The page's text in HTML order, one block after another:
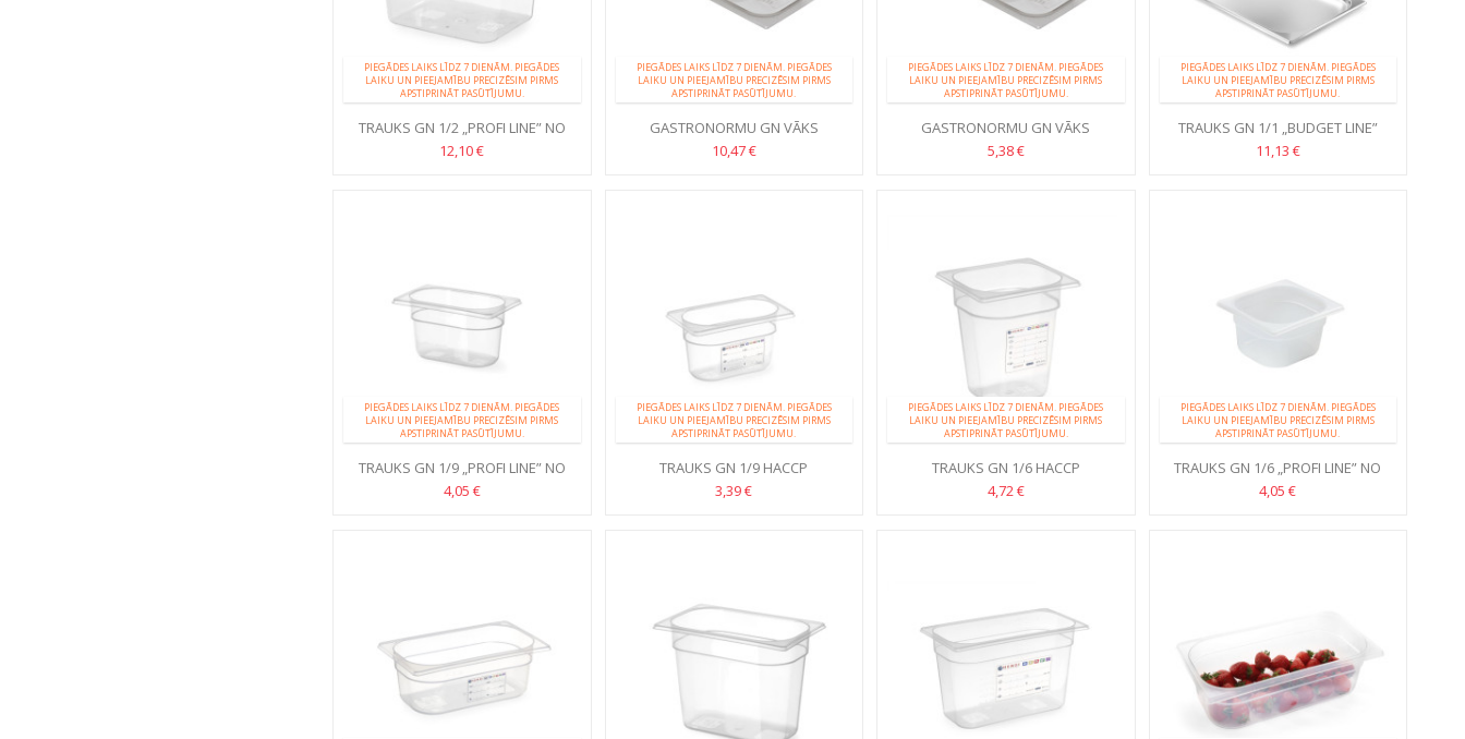
PIEGĀDES LAIKS LĪDZ 7 DIENĀM. PIEGĀDES
LAIKU UN PIEEJAMĪBU PRECIZĒSIM PIRMS
APSTIPRINĀT PASŪTĪJUMU.
TRAUKS GN 1/2 „PROFI LINE” NO
POLIKARBONĀTA
12,10 €
PIEGĀDES LAIKS LĪDZ 7 DIENĀM. PIEGĀDES
LAIKU UN PIEEJAMĪBU PRECIZĒSIM PIRMS
APSTIPRINĀT PASŪTĪJUMU.
GASTRONORMU GN VĀKS
10,47 €
PIEGĀDES LAIKS LĪDZ 7 DIENĀM. PIEGĀDES
LAIKU UN PIEEJAMĪBU PRECIZĒSIM PIRMS
APSTIPRINĀT PASŪTĪJUMU.
GASTRONORMU GN VĀKS
5,38 €
PIEGĀDES LAIKS LĪDZ 7 DIENĀM. PIEGĀDES
LAIKU UN PIEEJAMĪBU PRECIZĒSIM PIRMS
APSTIPRINĀT PASŪTĪJUMU.
TRAUKS GN 1/1 „BUDGET LINE”
11,13 €
PIEGĀDES LAIKS LĪDZ 7 DIENĀM. PIEGĀDES
LAIKU UN PIEEJAMĪBU PRECIZĒSIM PIRMS
APSTIPRINĀT PASŪTĪJUMU.
TRAUKS GN 1/9 „PROFI LINE” NO
POLIPROPILĒNA
4,05 €
PIEGĀDES LAIKS LĪDZ 7 DIENĀM. PIEGĀDES
LAIKU UN PIEEJAMĪBU PRECIZĒSIM PIRMS
APSTIPRINĀT PASŪTĪJUMU.
TRAUKS GN 1/9 HACCP
3,39 €
PIEGĀDES LAIKS LĪDZ 7 DIENĀM. PIEGĀDES
LAIKU UN PIEEJAMĪBU PRECIZĒSIM PIRMS
APSTIPRINĀT PASŪTĪJUMU.
TRAUKS GN 1/6 HACCP
4,72 €
PIEGĀDES LAIKS LĪDZ 7 DIENĀM. PIEGĀDES
LAIKU UN PIEEJAMĪBU PRECIZĒSIM PIRMS
APSTIPRINĀT PASŪTĪJUMU.
TRAUKS GN 1/6 „PROFI LINE” NO
POLIPROPILĒNA
4,05 €